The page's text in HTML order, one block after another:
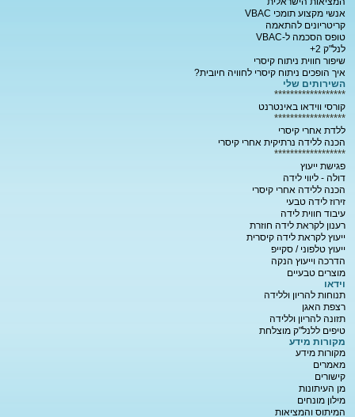
אנשי מקצוע תומכי VBAC
קריטריונים להתאמה
טופס הסכמה ל-VBAC
לנל"ק 2+
שיפור חווית ניתוח קיסרי
איך הופכים ניתוח קיסרי לחוויה חיובית?
השירותים שלי
******************
קורסי ווידאו באינטרנט
******************
ללדת אחרי קיסרי
הכנה ללידה נרתיקית אחרי קיסרי
******************
פגישת ייעוץ
דולה - ליווי לידה
הכנה ללידה אחרי קיסרי
זירוז לידה טבעי
עיבוד חווית לידה
רענון לקראת לידה חוזרת
ייעוץ לקראת לידה קיסרית
ייעוץ טלפוני / סקייפ
הדרכה וייעוץ הנקה
מוצרים טבעיים
וידאו
תנוחות להריון וללידה
רצפת האגן
תזונה להריון וללידה
טיפים ללנל"ק מוצלחת
מקורות מידע
מקורות מידע
מאמרים
קישורים
מן העיתונות
מילון מונחים
המיתוס והמציאות